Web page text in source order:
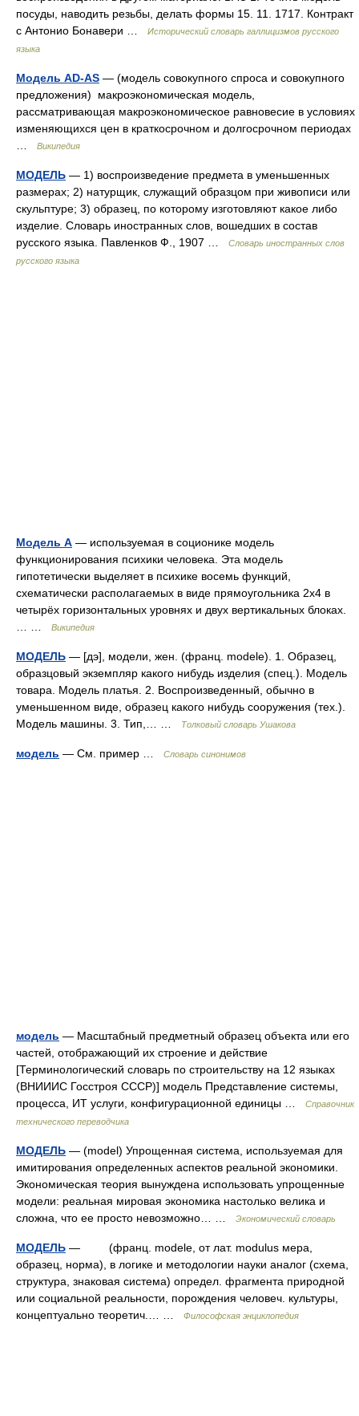
посуды, наводить резьбы, делать формы 15. 11. 1717. Контракт
с Антонио Бонавери …
Исторический словарь галлицизмов русского
языка
Модель AD-AS — (модель совокупного спроса и совокупного
предложения) макроэкономическая модель,
рассматривающая макроэкономическое равновесие в условиях
изменяющихся цен в краткосрочном и долгосрочном периодах
Википедия
МОДЕЛЬ — 1) воспроизведение предмета в уменьшенных
размерах; 2) натурщик, служащий образцом при живописи или
скульптуре; 3) образец, по которому изготовляют какое либо
изделие. Словарь иностранных слов, вошедших в состав
русского языка. Павленков Ф., 1907 …
Словарь иностранных слов
русского языка
Модель А — используемая в соционике модель
функционирования психики человека. Эта модель
гипотетически выделяет в психике восемь функций,
схематически располагаемых в виде прямоугольника 2х4 в
четырёх горизонтальных уровнях и двух вертикальных блоках.
Википедия
МОДЕЛЬ — [дэ], модели, жен. (франц. modele). 1. Образец,
образцовый экземпляр какого нибудь изделия (спец.). Модель
товара. Модель платья. 2. Воспроизведенный, обычно в
уменьшенном виде, образец какого нибудь сооружения (тех.).
Модель машины. 3. Тип,… …
Толковый словарь Ушакова
модель — См. пример … Словарь синонимов
модель — Масштабный предметный образец объекта или его
частей, отображающий их строение и действие
[Терминологический словарь по строительству на 12 языках
(ВНИИИС Госстроя СССР)] модель Представление системы,
процесса, ИТ услуги, конфигурационной единицы …
Справочник
технического переводчика
МОДЕЛЬ — (model) Упрощенная система, используемая для
имитирования определенных аспектов реальной экономики.
Экономическая теория вынуждена использовать упрощенные
модели: реальная мировая экономика настолько велика и
сложна, что ее просто невозможно… …
Экономический словарь
МОДЕЛЬ — (франц. modele, от лат. modulus мера,
образец, норма), в логике и методологии науки аналог (схема,
структура, знаковая система) определ. фрагмента природной
или социальной реальности, порождения человеч. культуры,
концептуально теоретич.… …
Философская энциклопедия